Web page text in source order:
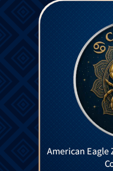
American Eagle